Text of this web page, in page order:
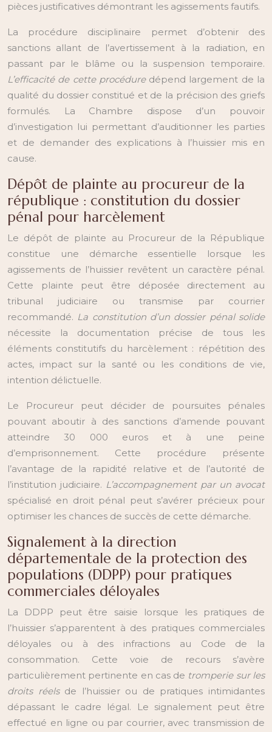
pièces justificatives démontrant les agissements fautifs.
La procédure disciplinaire permet d’obtenir des
sanctions allant de l’avertissement à la radiation, en
passant par le blâme ou la suspension temporaire.
L’efficacité de cette procédure dépend largement de la
qualité du dossier constitué et de la précision des griefs
formulés. La Chambre dispose d’un pouvoir
d’investigation lui permettant d’auditionner les parties
et de demander des explications à l’huissier mis en
cause.
Dépôt de plainte au procureur de la
république : constitution du dossier
pénal pour harcèlement
Le dépôt de plainte au Procureur de la République
constitue une démarche essentielle lorsque les
agissements de l’huissier revêtent un caractère pénal.
Cette plainte peut être déposée directement au
tribunal judiciaire ou transmise par courrier
recommandé. La constitution d’un dossier pénal solide
nécessite la documentation précise de tous les
éléments constitutifs du harcèlement : répétition des
actes, impact sur la santé ou les conditions de vie,
intention délictuelle.
Le Procureur peut décider de poursuites pénales
pouvant aboutir à des sanctions d’amende pouvant
atteindre 30 000 euros et à une peine
d’emprisonnement. Cette procédure présente
l’avantage de la rapidité relative et de l’autorité de
l’institution judiciaire. L’accompagnement par un avocat
spécialisé en droit pénal peut s’avérer précieux pour
optimiser les chances de succès de cette démarche.
Signalement à la direction
départementale de la protection des
populations (DDPP) pour pratiques
commerciales déloyales
La DDPP peut être saisie lorsque les pratiques de
l’huissier s’apparentent à des pratiques commerciales
déloyales ou à des infractions au Code de la
consommation. Cette voie de recours s’avère
particulièrement pertinente en cas de tromperie sur les
droits réels de l’huissier ou de pratiques intimidantes
dépassant le cadre légal. Le signalement peut être
effectué en ligne ou par courrier, avec transmission de